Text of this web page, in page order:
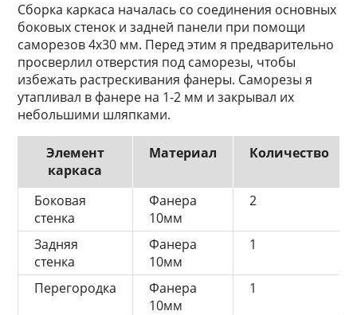
Сборка каркаса началась со соединения основных
боковых стенок и задней панели при помощи
саморезов 4х30 мм. Перед этим я предварительно
просверлил отверстия под саморезы, чтобы
избежать растрескивания фанеры. Саморезы я
утапливал в фанере на 1-2 мм и закрывал их
небольшими шляпками.
Элемент
каркаса
Материал Количество
Боковая
стенка
Фанера
10мм
2
Задняя
стенка
Фанера
10мм
1
Перегородка
Фанера
10мм
1